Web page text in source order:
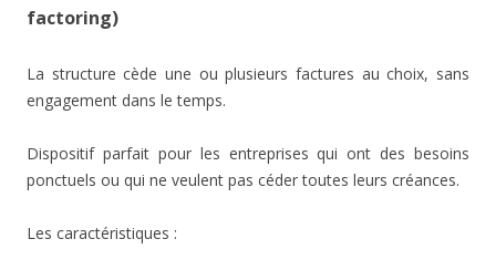
factoring)
La structure cède une ou plusieurs factures au choix, sans
engagement dans le temps.
Dispositif parfait pour les entreprises qui ont des besoins
ponctuels ou qui ne veulent pas céder toutes leurs créances.
Les caractéristiques :